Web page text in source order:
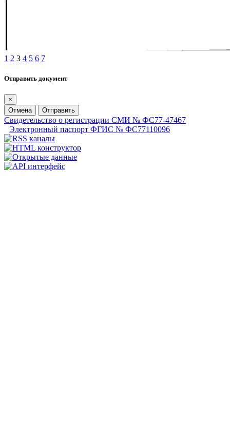
1 2 3 4 5 6 7
Отправить документ
×
Отмена
Отправить
Свидетельство о регистрации СМИ № ФС77-47467
Электронный паспорт ФГИС № ФС77110096